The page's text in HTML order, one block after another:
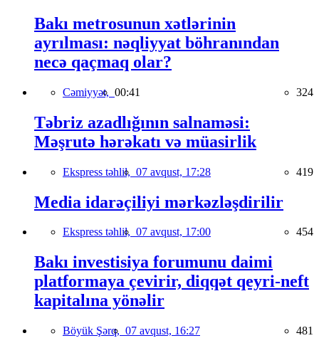
Bakı metrosunun xətlərinin
ayrılması: nəqliyyat böhranından
necə qaçmaq olar?
Cəmiyyət, 00:41 324
Təbriz azadlığının salnaməsi:
Məşrutə hərəkatı və müasirlik
Ekspress təhlil, 07 avqust, 17:28 419
Media idarəçiliyi mərkəzləşdirilir
Ekspress təhlil, 07 avqust, 17:00 454
Bakı investisiya forumunu daimi
platformaya çevirir, diqqət qeyri-neft
kapitalına yönəlir
Böyük Şərq, 07 avqust, 16:27 481